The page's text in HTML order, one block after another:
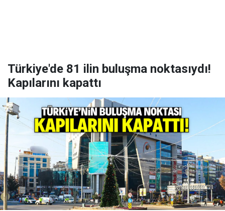
Türkiye'de 81 ilin buluşma noktasıydı!
Kapılarını kapattı